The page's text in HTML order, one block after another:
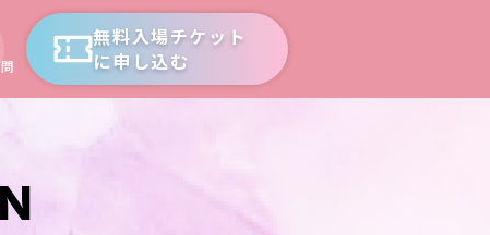
無料入場チケット
に申し込む